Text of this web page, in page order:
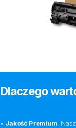
Dlaczego
• Jakość Premium: